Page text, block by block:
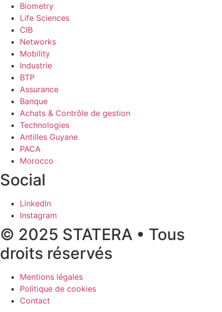
Biometry
Life Sciences
CIB
Networks
Mobility
Industrie
BTP
Assurance
Banque
Achats & Contrôle de gestion
Technologies
Antilles Guyane
PACA
Morocco
Social
LinkedIn
Instagram
© 2025 STATERA • Tous
droits réservés
Mentions légales
Politique de cookies
Contact